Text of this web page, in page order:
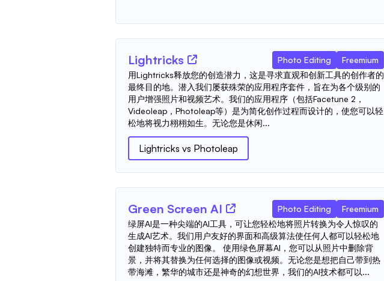
Lightricks Photo Editing
Freemium
用Lightricks释放您的创造潜力，这是寻求直观和创新工具的创作者的
最终目的地。潜入我们屡获殊荣的应用程序套件，旨在为各个级别的
用户增强照片和视频艺术。我们的应用程序（包括Facetune 2，
Videoleap，Photoleap等）是为简化创作过程而设计的，使您可以轻
松地将视力栩栩如生。无论您是休闲...
Lightricks vs Photoleap
Green Screen AI Photo Editing
Freemium
绿屏AI是一种尖端的AI工具，可让您轻松地将照片转换为令人惊叹的
生成AI艺术。我们用户友好的界面和高级算法使任何人都可以轻松地
创建独特而专业的图像。 使用绿色屏幕AI，您可以从照片中删除背
景，并将其替换为任何选择的图像或视频。无论您是想把自己带到热
带海滩，繁华的城市还是神奇的幻想世界，我们的AI技术都可以...